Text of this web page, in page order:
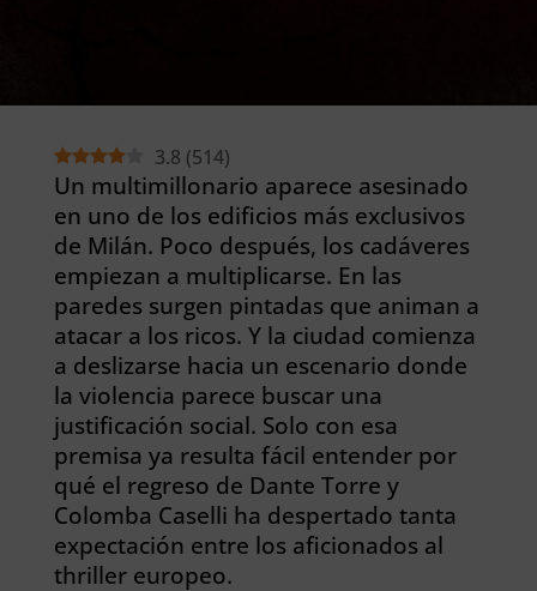
3.8 (514)
Un multimillonario aparece asesinado
en uno de los edificios más exclusivos
de Milán. Poco después, los cadáveres
empiezan a multiplicarse. En las
paredes surgen pintadas que animan a
atacar a los ricos. Y la ciudad comienza
a deslizarse hacia un escenario donde
la violencia parece buscar una
justificación social. Solo con esa
premisa ya resulta fácil entender por
qué el regreso de Dante Torre y
Colomba Caselli ha despertado tanta
expectación entre los aficionados al
thriller europeo.